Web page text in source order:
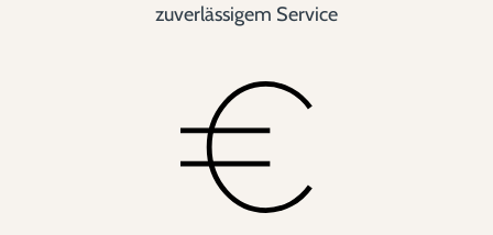
zuverlässigem Service